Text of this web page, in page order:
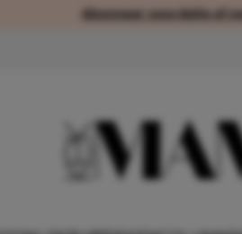
Abonneer voordelig of